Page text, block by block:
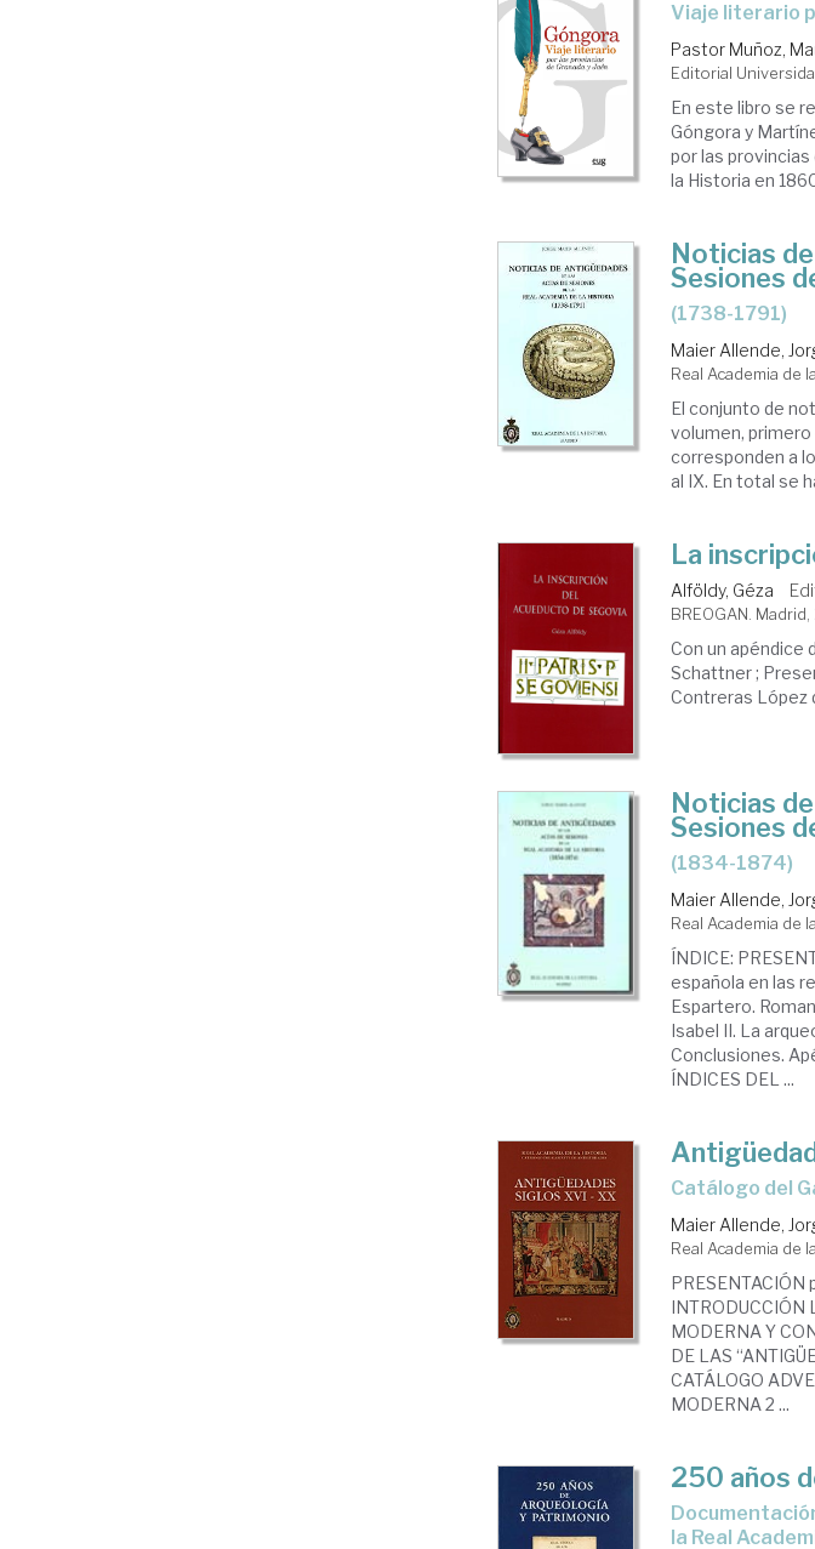
viaje literario
Pastor Muñoz,
Editorial
En este libro se
Góngora y
por las provincias
la Historia en
Noticias
Sesiones
(1738-1791)
Maier Allende,
Real Academia de
El conjunto de
volumen,
corresponden a
al IX. En total se
La
Alföldy, Géza
BREOGAN.
Con un apéndice
Schattner ;
Contreras López
Noticias
Sesiones
(1834-1874)
Maier Allende,
Real Academia de
ÍNDICE:
española en las
Espartero.
Isabel II. La
Conclusiones.
ÍNDICES DEL ...
catálogo del
Maier Allende,
Real Academia de
INTRODUCCIÓN
MODERNA Y
DE LAS
CATÁLOGO
MODERNA 2 ...
250 años
documentación sobre arqueología y patrimonio histórico de
la Real